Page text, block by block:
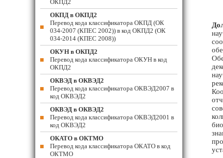
ОКПД2
ОКПД в ОКПД2
Перевод кода классификатора ОКПД (ОК
034-2007 (КПЕС 2002)) в код ОКПД2 (ОК
034-2014 (КПЕС 2008))
ОКУН в ОКПД2
Перевод кода классификатора ОКУН в код
ОКПД2
ОКВЭД в ОКВЭД2
Перевод кода классификатора ОКВЭД2007 в
код ОКВЭД2
ОКВЭД в ОКВЭД2
Перевод кода классификатора ОКВЭД2001 в
код ОКВЭД2
ОКАТО в ОКТМО
Перевод кода классификатора ОКАТО в код
ОКТМО